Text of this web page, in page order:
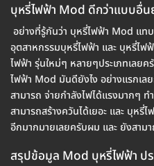
บุหรี่ไฟฟ้า Mod ดีกว่าแบบอื่น
อย่างที่รู้กันว่า บุหรี่ไฟฟ้า Mod แท
อุตสาหกรรมบุหรี่ไฟฟ้า และ บุหรี่ไ
ไฟฟ้า รุ่นใหม่ๆ หลายๆประเภทเลย
ไฟฟ้า Mod มันดียังไง อย่างแรกเล
สามารถ จ่ายกำลังไฟได้แรงมากๆ
สามารถสร้างควันได้เยอะ และ บุห
อีกมากมายเลยครับผม และ ยังสาม
สรุปข้อมูล Mod บุหรี่ไฟฟ้า ป